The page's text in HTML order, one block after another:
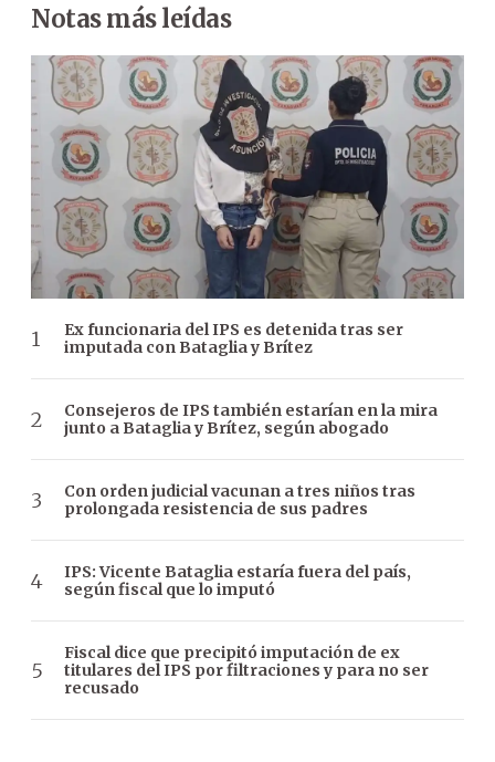
Notas más leídas
Ex funcionaria del IPS es detenida tras ser
imputada con Bataglia y Brítez
Consejeros de IPS también estarían en la mira
junto a Bataglia y Brítez, según abogado
Con orden judicial vacunan a tres niños tras
prolongada resistencia de sus padres
IPS: Vicente Bataglia estaría fuera del país,
según fiscal que lo imputó
Fiscal dice que precipitó imputación de ex
titulares del IPS por filtraciones y para no ser
recusado